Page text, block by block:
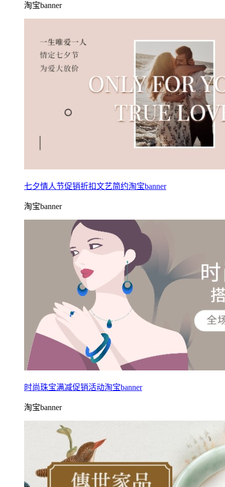
淘宝banner
七夕情人节促销折扣文艺简约淘宝banner
淘宝banner
时尚珠宝满减促销活动淘宝banner
淘宝banner